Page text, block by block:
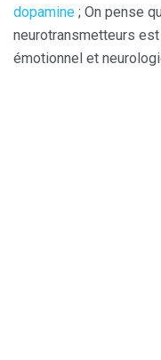
dopamine ; On pense
neurotransmetteurs
émotionnel et